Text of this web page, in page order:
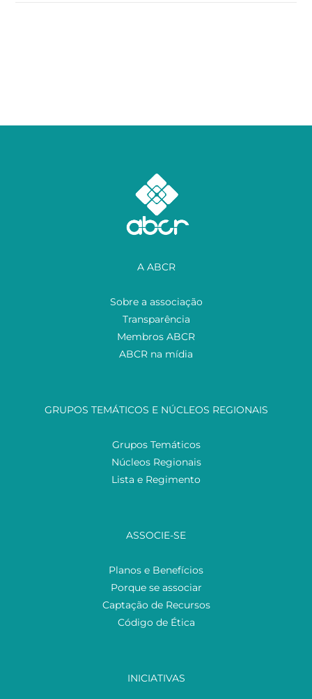
A ABCR
Sobre a associação
Transparência
Membros ABCR
ABCR na mídia
GRUPOS TEMÁTICOS E NÚCLEOS REGIONAIS
Grupos Temáticos
Núcleos Regionais
Lista e Regimento
ASSOCIE-SE
Planos e Benefícios
Porque se associar
Captação de Recursos
Código de Ética
INICIATIVAS